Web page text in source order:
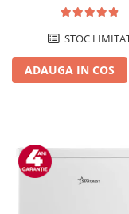
STOC
ADAUGA IN COS